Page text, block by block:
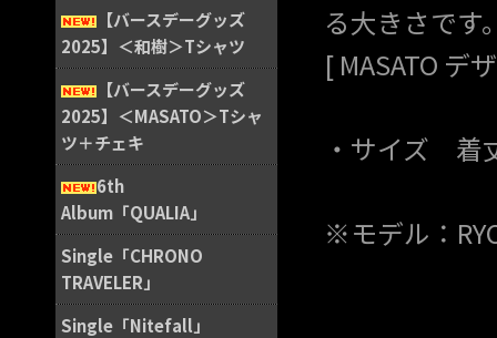
【バースデーグッズ
2025】＜和樹＞Tシャツ
【バースデーグッズ
2025】＜MASATO＞Tシャ
ツ＋チェキ
6th
Album「QUALIA」
Single「CHRONO
TRAVELER」
Single「Nitefall」
る大きさです
[ MASATO デ
・サイズ 着
※モデル：